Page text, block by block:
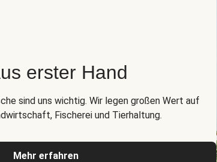
erster Hand
sind uns wichtig. Wir legen großen Wert auf
Fischerei und Tierhaltung.
Mehr erfahren